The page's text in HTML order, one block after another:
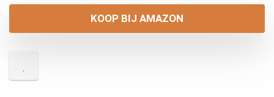
KOOP BIJ AMAZON